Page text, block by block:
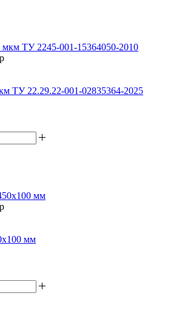
ТУ 22.29.22-001-02835364-2025
мм